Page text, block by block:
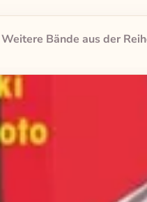
Weitere Bände aus der